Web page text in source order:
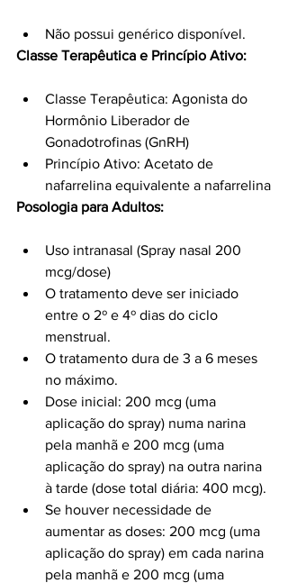
Não possui genérico disponível.
Classe Terapêutica e Princípio Ativo:
Classe Terapêutica: Agonista do
Hormônio Liberador de
Gonadotrofinas (GnRH)
Princípio Ativo: Acetato de
nafarrelina equivalente a nafarrelina
Posologia para Adultos:
Uso intranasal (Spray nasal 200
mcg/dose)
O tratamento deve ser iniciado
entre o 2º e 4º dias do ciclo
menstrual.
O tratamento dura de 3 a 6 meses
no máximo.
Dose inicial: 200 mcg (uma
aplicação do spray) numa narina
pela manhã e 200 mcg (uma
aplicação do spray) na outra narina
à tarde (dose total diária: 400 mcg).
Se houver necessidade de
aumentar as doses: 200 mcg (uma
aplicação do spray) em cada narina
pela manhã e 200 mcg (uma